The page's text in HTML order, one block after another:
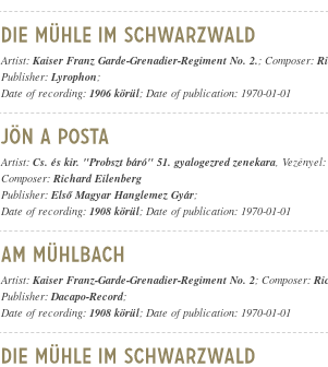
Artist: Kaiser Franz Garde-Grenadier-Regiment No. 2.; Composer:
Publisher: Lyrophon;
Date of recording: 1906 körül; Date of publication: 1970-01-01
Artist: Cs. és kir. "Probszt báró" 51. gyalogezred zenekara, Vezényel:
Composer: Richard Eilenberg
Publisher: Első Magyar Hanglemez Gyár;
Date of recording: 1908 körül; Date of publication: 1970-01-01
Artist: Kaiser Franz-Garde-Grenadier-Regiment No. 2; Composer:
Publisher:Dacapo-Record;
Date of recording: 1908 körül; Date of publication: 1970-01-01